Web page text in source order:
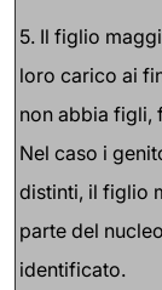
5. Il figlio
loro carico ai
non abbia figli,
Nel caso i
distinti, il figlio
parte del
identificato.